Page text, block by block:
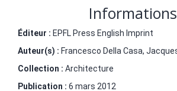
Informations
Éditeur : EPFL Press English Imprint
Auteur(s) : Francesco Della Casa,
Collection : Architecture
Publication : 6 mars 2012